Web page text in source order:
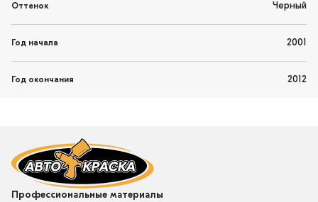
Оттенок Черный
Год начала 2001
Год окончания 2012
Профессиональные материалы